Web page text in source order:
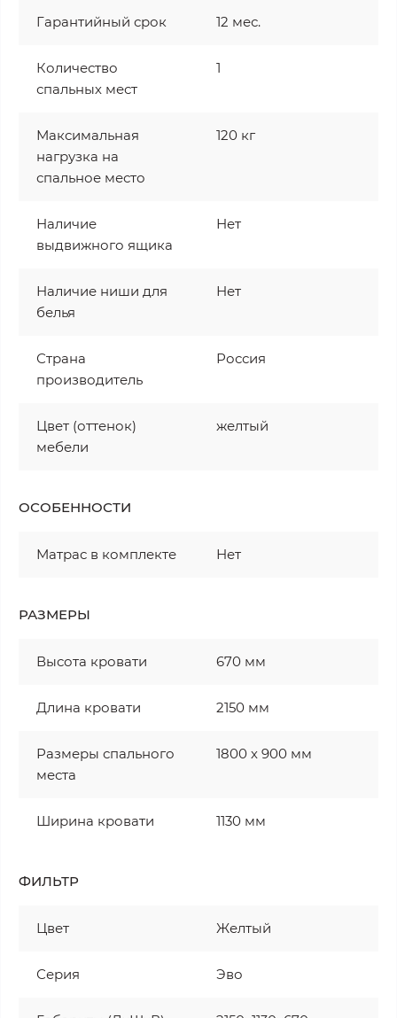
Гарантийный срок 12 мес.
Количество
спальных мест
1
Максимальная
нагрузка на
спальное место
120 кг
Наличие
выдвижного ящика
Нет
Наличие ниши для
белья
Нет
Страна
производитель
Россия
Цвет (оттенок)
мебели
желтый
ОСОБЕННОСТИ
Матрас в комплекте Нет
РАЗМЕРЫ
Высота кровати 670 мм
Длина кровати 2150 мм
Размеры спального
места
1800 х 900 мм
Ширина кровати 1130 мм
ФИЛЬТР
Цвет Желтый
Серия Эво